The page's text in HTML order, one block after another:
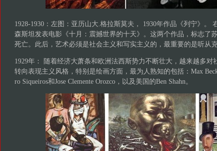
1928-1930：左图：亚历山大.格拉斯莫夫， 1930年作品《列宁》。
森斯坦发表电影《十月：震撼世界的十天》。这两个作品，标志了
死亡。此后，艺术必须是社会主义和写实主义的，最重要的是听从
1929年： 随着经济大萧条和欧洲法西斯势力不断壮大，越来越多对
转向表现主义风格，特别是绘画方面，最为人熟知的包括：Max
ro Siqueiros和Jose Clemente Orozco，以及美国的Ben Shahn。